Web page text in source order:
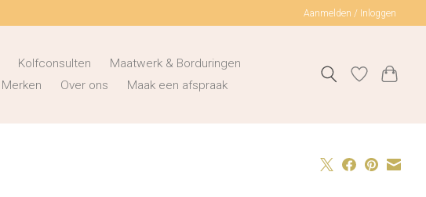
Aanmelden / Inloggen
Kolfconsulten
Maatwerk & Borduringen
Merken Over ons Maak een afspraak